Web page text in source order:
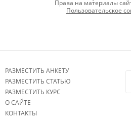
Права на материалы
Пользовательское
РАЗМЕСТИТЬ АНКЕТУ
РАЗМЕСТИТЬ СТАТЬЮ
РАЗМЕСТИТЬ КУРС
О САЙТЕ
КОНТАКТЫ